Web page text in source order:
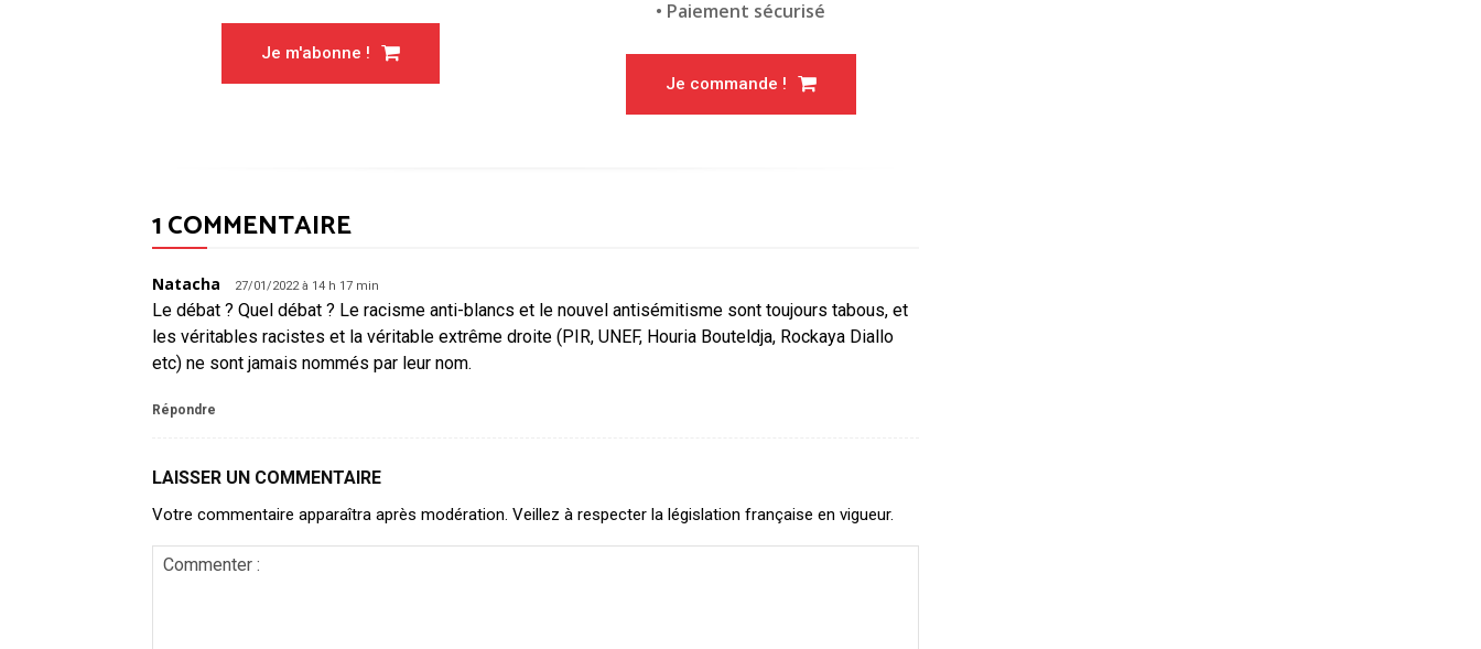
Je m'abonne !
• Paiement sécurisé
Je commande !
1 COMMENTAIRE
Natacha 27/01/2022 à 14 h 17 min
Le débat ? Quel débat ? Le racisme anti-blancs et le nouvel antisémitisme sont toujours tabous, et
les véritables racistes et la véritable extrême droite (PIR, UNEF, Houria Bouteldja, Rockaya Diallo
etc) ne sont jamais nommés par leur nom.
Répondre
LAISSER UN COMMENTAIRE
Votre commentaire apparaîtra après modération. Veillez à respecter la législation française en vigueur.